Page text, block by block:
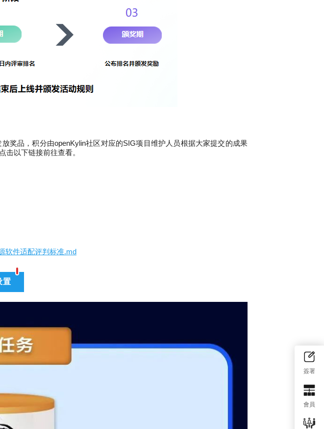
放奖品，积分由openKylin社区对应的SIG项目维护人员根据大家提交的成果
击以下链接前往查看。
软件适配评判标准.md
置
簽署
會員